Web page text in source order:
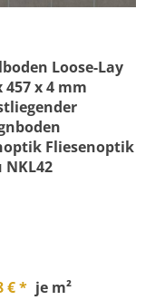
Loose-Lay
457 x 4 mm
Fliesenoptik
NKL42
€ * je m²